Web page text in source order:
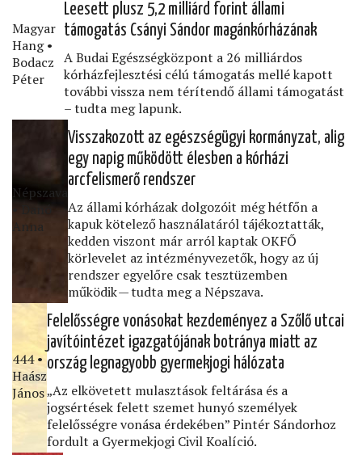
Magyar
Hang •
Bodacz
Péter
Leesett plusz 5,2 milliárd forint állami
támogatás Csányi Sándor magánkórházának
A Budai Egészségközpont a 26 milliárdos
kórházfejlesztési célú támogatás mellé kapott
további vissza nem térítendő állami támogatást
– tudta meg lapunk.
Népszava
• Danó
Anna
Visszakozott az egészségügyi kormányzat, alig
egy napig működött élesben a kórházi
arcfelismerő rendszer
Az állami kórházak dolgozóit még hétfőn a
kapuk kötelező használatáról tájékoztatták,
kedden viszont már arról kaptak OKFŐ
körlevelet az intézményvezetők, hogy az új
rendszer egyelőre csak tesztüzemben
működik — tudta meg a Népszava.
444 •
Haász
János
Felelősségre vonásokat kezdeményez a Szőlő utcai
javítóintézet igazgatójának botránya miatt az
ország legnagyobb gyermekjogi hálózata
„Az elkövetett mulasztások feltárása és a
jogsértések felett szemet hunyó személyek
felelősségre vonása érdekében” Pintér Sándorhoz
fordult a Gyermekjogi Civil Koalíció.